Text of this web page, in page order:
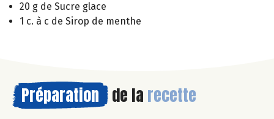
20 g de Sucre glace
1 c. à c de Sirop de menthe
Préparation de la recette